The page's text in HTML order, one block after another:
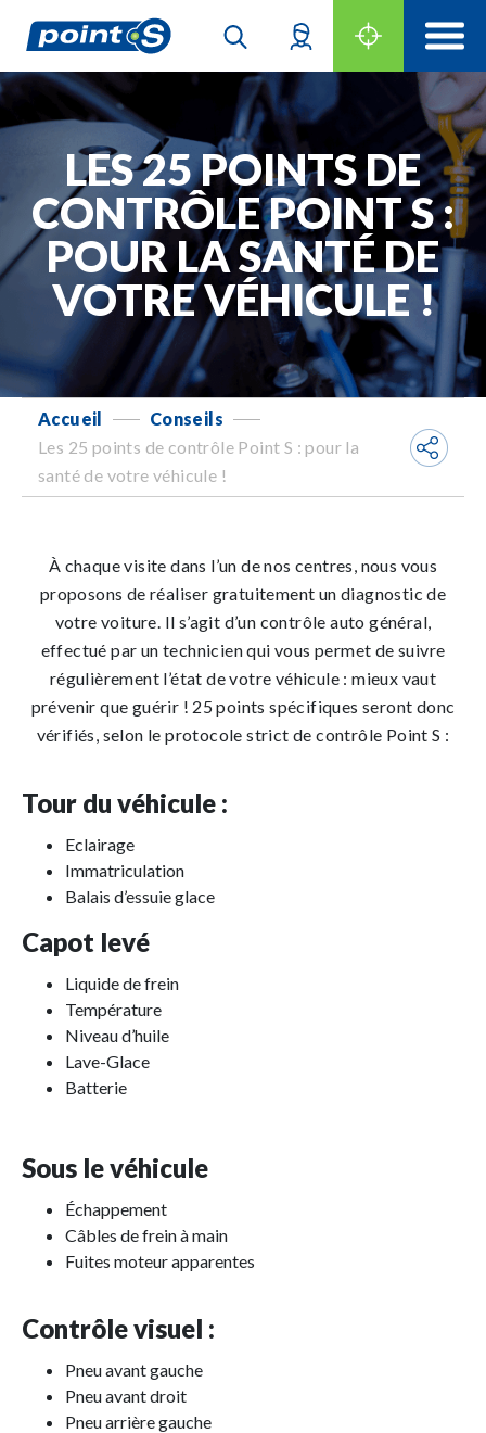
LES 25 POINTS DE
CONTRÔLE POINT S :
POUR LA SANTÉ DE
VOTRE VÉHICULE !
Accueil - Conseils
-
Les 25 points de contrôle Point S : pour la
santé de votre véhicule !
À chaque visite dans l’un de nos centres, nous vous
proposons de réaliser gratuitement un diagnostic de
votre voiture. Il s’agit d’un contrôle auto général,
effectué par un technicien qui vous permet de suivre
régulièrement l’état de votre véhicule : mieux vaut
prévenir que guérir ! 25 points spécifiques seront donc
vérifiés, selon le protocole strict de contrôle Point S :
Tour du véhicule :
Eclairage
Immatriculation
Balais d’essuie glace
Capot levé
Liquide de frein
Température
Niveau d’huile
Lave-Glace
Batterie
Sous le véhicule
Échappement
Câbles de frein à main
Fuites moteur apparentes
Contrôle visuel :
Pneu avant gauche
Pneu avant droit
Pneu arrière gauche